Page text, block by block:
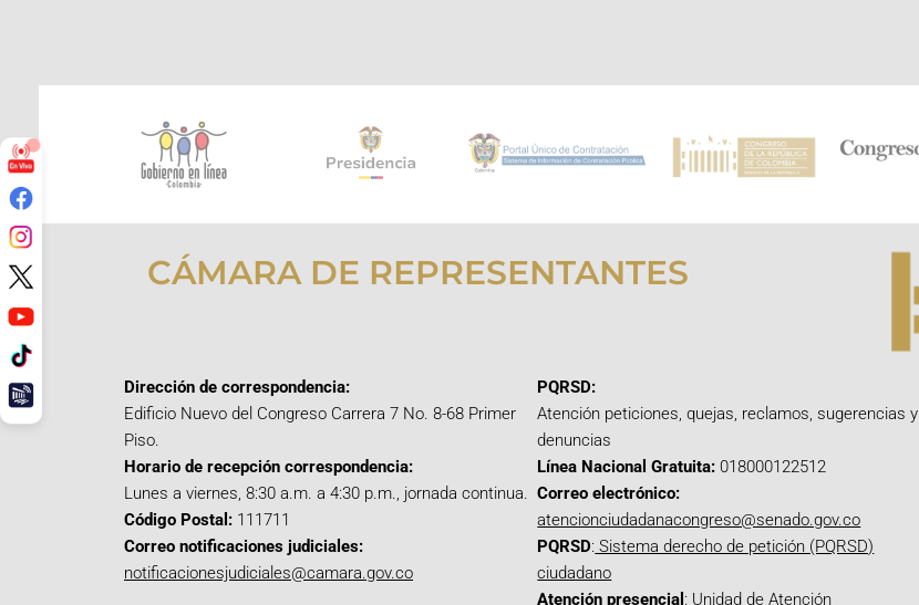
CÁMARA DE REPRESENTANTES
Dirección de correspondencia:
Edificio Nuevo del Congreso Carrera 7 No. 8-68 Primer
Piso.
Horario de recepción correspondencia:
Lunes a viernes, 8:30 a.m. a 4:30 p.m., jornada continua.
Código Postal: 111711
Correo notificaciones judiciales:
notificacionesjudiciales@camara.gov.co
PQRSD:
Atención peticiones, quejas, reclamos, sugerencias y
denuncias
Línea Nacional Gratuita: 018000122512
Correo electrónico:
atencionciudadanacongreso@senado.gov.co
PQRSD: Sistema derecho de petición (PQRSD)
ciudadano
Atención presencial : Unidad de Atención